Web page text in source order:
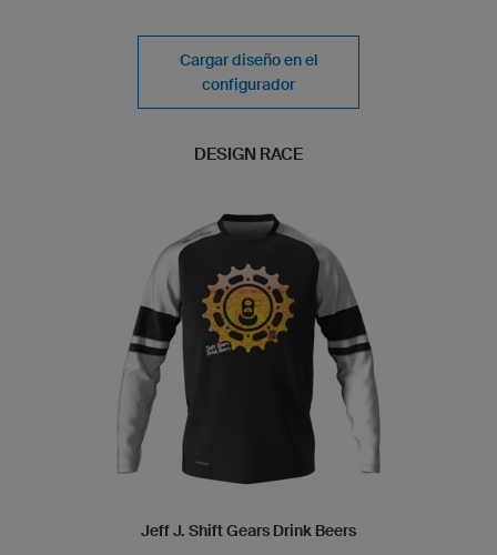
Cargar diseño en el
configurador
DESIGN RACE
Jeff J. Shift Gears Drink Beers